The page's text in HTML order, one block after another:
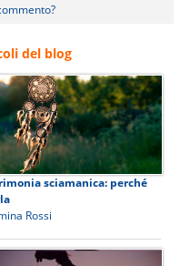
del blog
sciamanica: perché
Rossi